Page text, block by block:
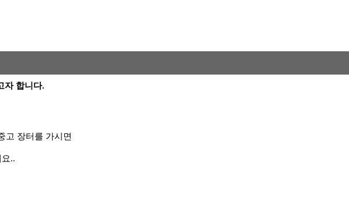
자 합니다.
고 장터를 가시면
..